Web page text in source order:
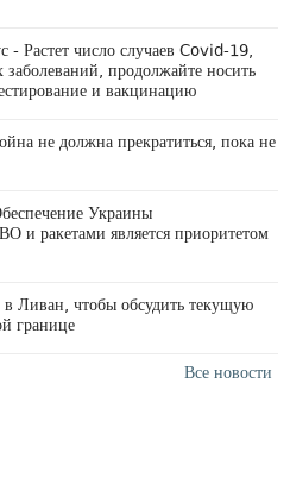
- Растет число случаев Covid-19,
продолжайте носить
и вакцинацию
не должна прекратиться, пока не
Украины
и ракетами является приоритетом
в Ливан, чтобы обсудить текущую
границе
Все новости